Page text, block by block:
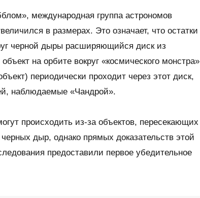
международная группа астрономов
в размерах. Это означает, что остатки
черной дыры расширяющийся диск из
на орбите вокруг «космического монстра»
периодически проходит через этот диск,
наблюдаемые «Чандрой».
происходить из-за объектов, пересекающих
дыр, однако прямых доказательств этой
предоставили первое убедительное